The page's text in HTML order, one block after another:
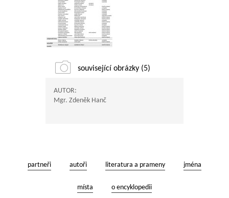
související obrázky (5)
AUTOR:
Mgr. Zdeněk Hanč
partneři autoři literatura a prameny jména
místa o encyklopedii